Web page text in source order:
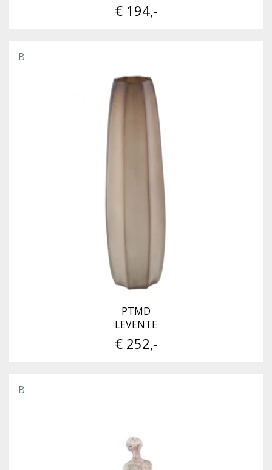
€ 194,-
B
PTMD
LEVENTE
€ 252,-
B